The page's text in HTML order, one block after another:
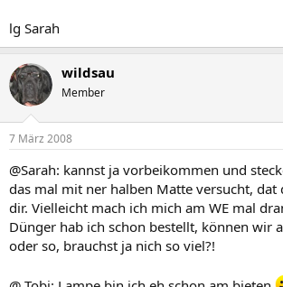
lg Sarah
wildsau
Member
7 März 2008
@Sarah: kannst ja vorbeikommen und
das mal mit ner halben Matte versucht, dat
dir. Vielleicht mach ich mich am WE mal
Dünger hab ich schon bestellt, können wir
oder so, brauchst ja nich so viel?!